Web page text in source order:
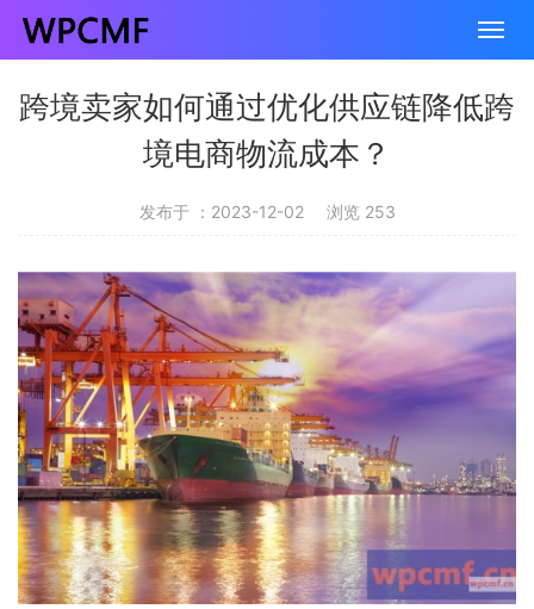
跨境卖家如何通过优化供应链降低跨
境电商物流成本？
发布于 ：2023-12-02 浏览 253